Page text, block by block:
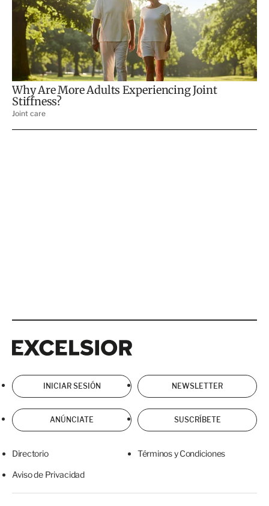
INICIAR SESIÓN NEWSLETTER
ANÚNCIATE SUSCRÍBETE
Directorio Términos y Condiciones
Aviso de Privacidad